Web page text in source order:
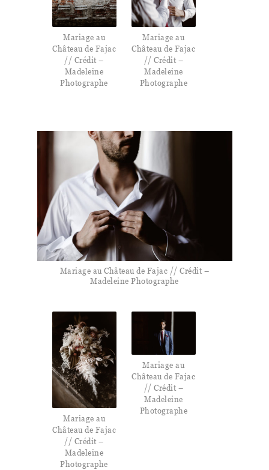
Mariage au
Château de Fajac
// Crédit –
Madeleine
Photographe
Mariage au
Château de Fajac
// Crédit –
Madeleine
Photographe
Mariage au Château de Fajac // Crédit –
Madeleine Photographe
Mariage au
Château de Fajac
// Crédit –
Madeleine
Photographe
Mariage au
Château de Fajac
// Crédit –
Madeleine
Photographe